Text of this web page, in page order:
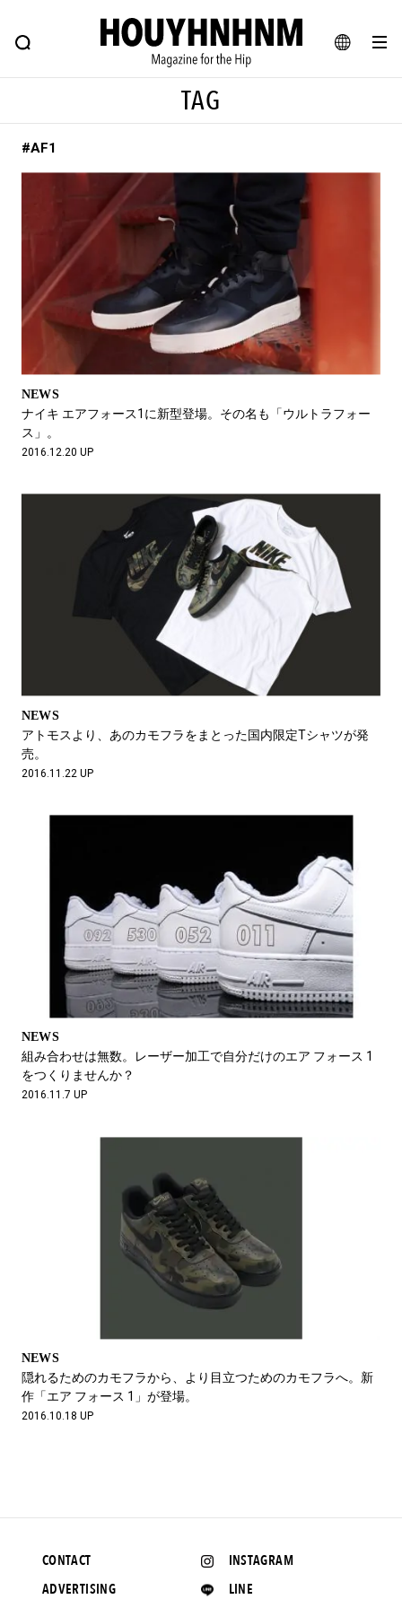
JA
FEATURE BLOG SNAP
ヒップなファッション、カルチャー、ライフスタイルWEBマガジン
#注目のタグ
#SHOPPING ADDICT
#ESSENTIAL DESIGNS #古着サミット
#NEW VINTAGE #マイナーグッド図鑑
#路地裏てぃーん。 #MONTHLY JOURNAL
#GH 銘品の所以 #フイナムのYouTube
#Commune H #AH.H
#ととけん #FASHION #MUSIC #MOVIE
#LIFESTYLE
TAG
#AF1
NEWS
ナイキ エアフォース1に新型登場。その名も「ウルトラフォー
ス」。
2016.12.20 UP
NEWS
アトモスより、あのカモフラをまとった国内限定Tシャツが発
売。
2016.11.22 UP
NEWS
組み合わせは無数。レーザー加工で自分だけのエア フォース 1
をつくりませんか？
2016.11.7 UP
NEWS
隠れるためのカモフラから、より目立つためのカモフラへ。新
作「エア フォース 1」が登場。
2016.10.18 UP
INSTAGRAM
LINE
CONTACT
ADVERTISING